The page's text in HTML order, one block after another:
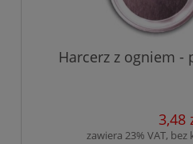
Harcerz z ogniem -
3,48
zawiera 23% VAT,